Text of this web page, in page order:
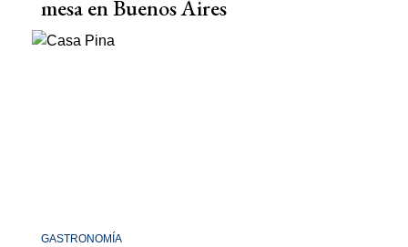
mesa en Buenos Aires
GASTRONOMÍA